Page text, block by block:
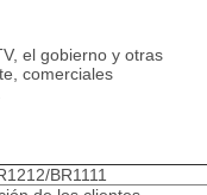
el gobierno y otras
comerciales
BR1111